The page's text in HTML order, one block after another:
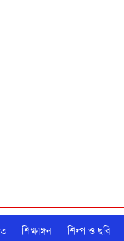
শিক্ষাঙ্গন শিল্প ও ছবি